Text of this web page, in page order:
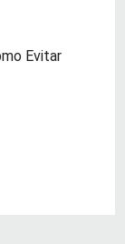
Evitar